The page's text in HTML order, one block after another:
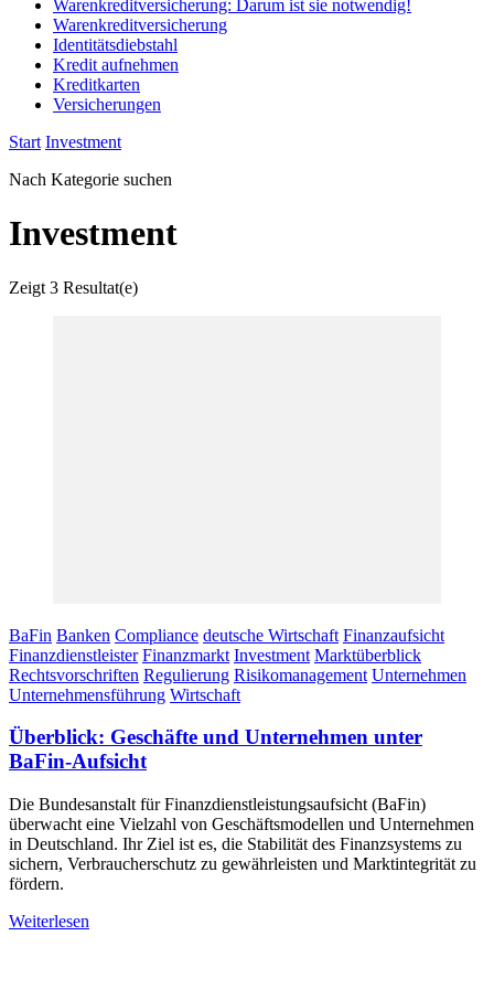
Warenkreditversicherung: Darum ist sie notwendig!
Warenkreditversicherung
Identitätsdiebstahl
Kredit aufnehmen
Kreditkarten
Versicherungen
Start Investment
Nach Kategorie suchen
Investment
Zeigt 3 Resultat(e)
BaFin Banken Compliance deutsche Wirtschaft Finanzaufsicht
Finanzdienstleister Finanzmarkt Investment Marktüberblick
Rechtsvorschriften Regulierung Risikomanagement Unternehmen
Unternehmensführung Wirtschaft
Überblick: Geschäfte und Unternehmen unter
BaFin-Aufsicht
Die Bundesanstalt für Finanzdienstleistungsaufsicht (BaFin)
überwacht eine Vielzahl von Geschäftsmodellen und Unternehmen
in Deutschland. Ihr Ziel ist es, die Stabilität des Finanzsystems zu
sichern, Verbraucherschutz zu gewährleisten und Marktintegrität zu
fördern.
Weiterlesen